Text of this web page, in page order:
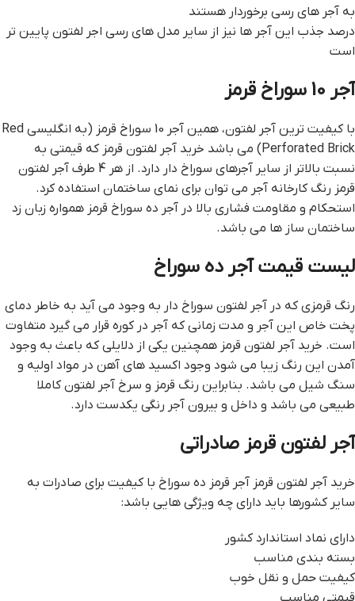
به آجر های رسی برخوردار هستند
درصد جذب این آجر ها نیز از سایر مدل های رسی اجر لفتون پایین تر
است
آجر 10 سوراخ قرمز
با کیفیت ترین آجر لفتون، همین آجر 10 سوراخ قرمز (به انگلیسی Red
Perforated Brick) می باشد خرید آجر لفتون قرمز که قیمتی به
نسبت بالاتر از سایر آجرهای سوراخ دار دارد. از هر 4 طرف آجر لفتون
قرمز رنگ کارخانه آجر می توان برای نمای ساختمان استفاده کرد.
استحکام و مقاومت فشاری بالا در آجر ده سوراخ قرمز همواره زبان زد
ساختمان ساز ها می باشد.
ليست قيمت آجر ده سوراخ
رنگ قرمزی که در آجر لفتون سوراخ دار به وجود می آید به خاطر دمای
پخت خاص این آجر و مدت زمانی که آجر در کوره قرار می گیرد متفاوت
است. خرید آجر لفتون قرمز همچنین یکی از دلایلی که باعث به وجود
آمدن این رنگ زیبا می شود وجود اکسید های آهن در مواد اولیه و
سنگ شیل می باشد. بنابراین رنگ قرمز و سرخ آجر لفتون کاملا
طبیعی می باشد و داخل و بیرون آجر رنگی یکدست دارد.
آجر لفتون قرمز صادراتی
خرید آجر لفتون قرمز آجر قرمز ده سوراخ با کیفیت برای صادرات به
سایر کشورها باید دارای چه ویژگی هایی باشد:
دارای نماد استاندارد کشور
بسته بندی مناسب
کیفیت حمل و نقل خوب
قیمتی مناسب